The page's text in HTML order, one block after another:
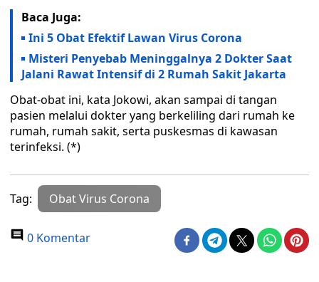
Baca Juga:
Ini 5 Obat Efektif Lawan Virus Corona
Misteri Penyebab Meninggalnya 2 Dokter Saat
Jalani Rawat Intensif di 2 Rumah Sakit Jakarta
Obat-obat ini, kata Jokowi, akan sampai di tangan
pasien melalui dokter yang berkeliling dari rumah ke
rumah, rumah sakit, serta puskesmas di kawasan
terinfeksi. (*)
Tag: Obat Virus Corona
0 Komentar